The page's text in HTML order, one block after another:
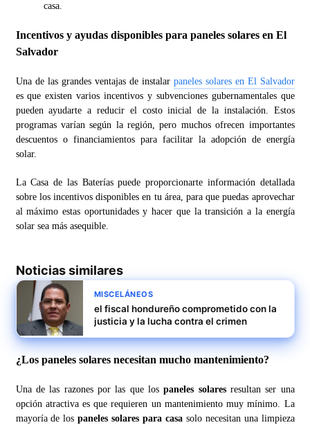
casa.
Incentivos y ayudas disponibles para paneles solaresen El
Salvador
Una de las grandes ventajas de instalar paneles solares en El Salvador
es que existen varios incentivos y subvenciones gubernamentales que
pueden ayudarte a reducir el costo inicial de la instalación. Estos
programas varían según la región, pero muchos ofrecen importantes
descuentos o financiamientos para facilitar la adopción de energía
solar.
La Casa de las Baterías puede proporcionarte información detallada
sobre los incentivos disponibles en tu área, para que puedas aprovechar
al máximo estas oportunidades y hacer que la transición a la energía
solar sea más asequible.
Noticias similares
MISCELÁNEOS
el fiscal hondureño comprometido con la
justicia y la lucha contra el crimen
¿Los paneles solares necesitan mucho mantenimiento?
Una de las razones por las que lospaneles solaresresultan ser una
opción atractiva es que requieren un mantenimiento muy mínimo. La
mayoría de lospaneles solares para casasolo necesitan una limpieza